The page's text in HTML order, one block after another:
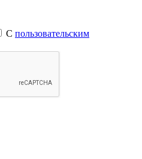
С пользовательским